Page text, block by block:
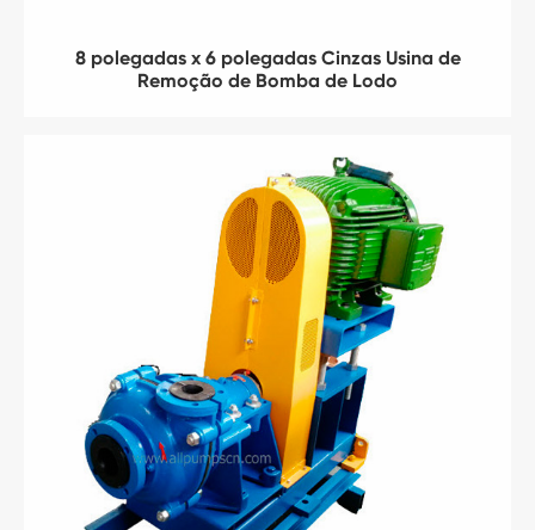
8 polegadas x 6 polegadas Cinzas Usina de
Remoção de Bomba de Lodo